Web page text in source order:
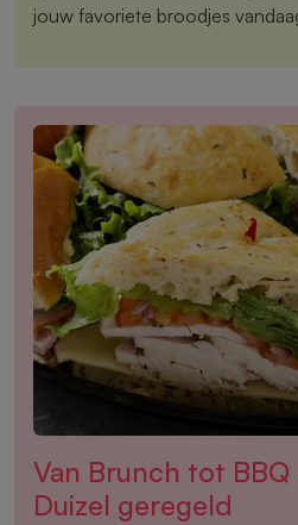
jouw favoriete broodjes
Van Brunch tot
Duizel geregeld